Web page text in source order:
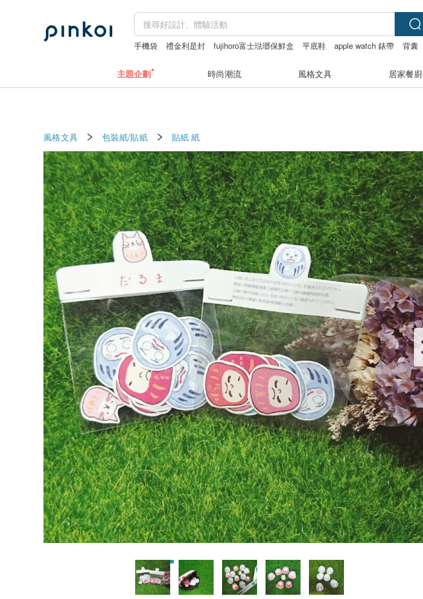
手機袋 禮金利是封 fujihoro富士琺瑯保鮮盒 平底鞋 apple watch 錶帶
背囊
主題企劃 時尚潮流 風格文具 居家餐廚
風格文具 包裝紙/貼紙 貼紙 紙